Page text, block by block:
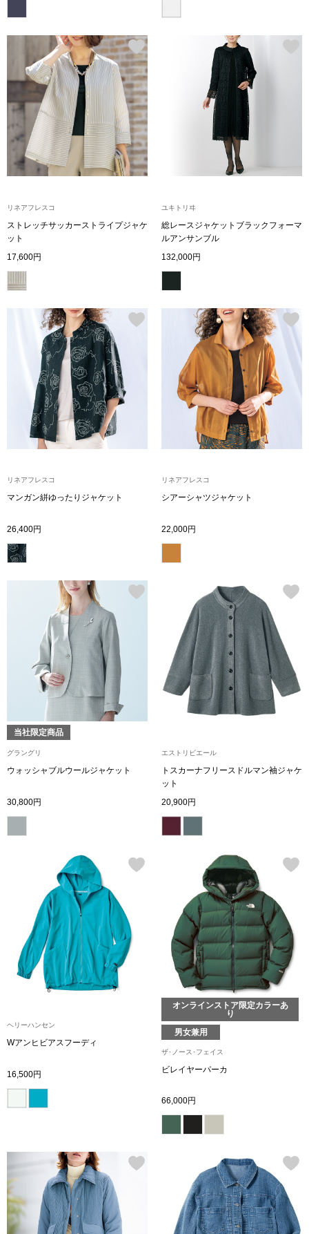
集
ビー
ク
ーブルウェア
セイコー〉マウリッツハイス美術館公認フェ
ルメールオマージュウオッチ
ランド
集
すべて見る
ス
ウオッチ／ア
ウオッチ
ネックレス
帽子
ネクタイ
マフラー／ス
スカーフ／ス
ベルト
傘／日傘
その他
和装
おすすめブラ
ザ･ノース･フ
ヘリーハンセン
カンタベリー
【特集】Travel
【特集】
リネアフレスコ
ストレッチサッカーストライプジャケ
ット
17,600円
ユキトリヰ
総レースジャケットブラックフォーマ
ルアンサンブル
132,000円
リネアフレスコ
マンガン絣ゆったりジャケット
26,400円
リネアフレスコ
シアーシャツジャケット
22,000円
当社限定商品
グラングリ
ウォッシャブルウールジャケット
30,800円
エストリビエール
トスカーナフリースドルマン袖ジャケ
ット
20,900円
ヘリーハンセン
Wアンヒビアスフーディ
16,500円
オンラインストア限定カラーあ
り
男女兼用
ザ･ノース･フェイス
ビレイヤーパーカ
66,000円